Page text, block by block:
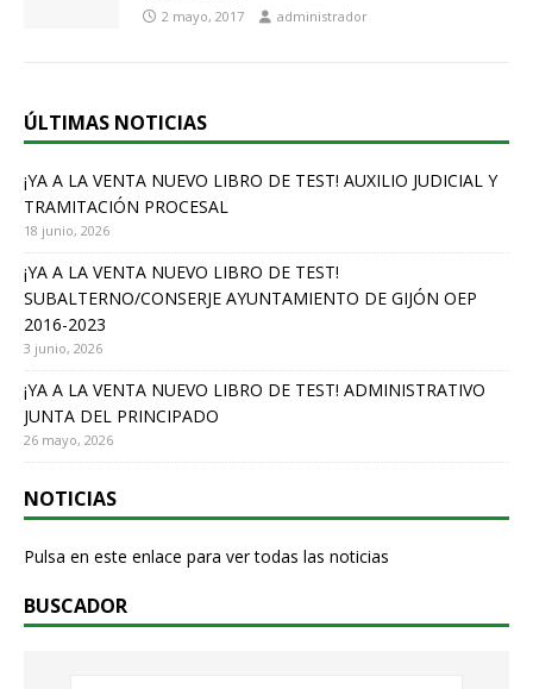
2 mayo, 2017 administrador
ÚLTIMAS NOTICIAS
¡YA A LA VENTA NUEVO LIBRO DE TEST! AUXILIO JUDICIAL Y
TRAMITACIÓN PROCESAL
18 junio, 2026
¡YA A LA VENTA NUEVO LIBRO DE TEST!
SUBALTERNO/CONSERJE AYUNTAMIENTO DE GIJÓN OEP
2016-2023
3 junio, 2026
¡YA A LA VENTA NUEVO LIBRO DE TEST! ADMINISTRATIVO
JUNTA DEL PRINCIPADO
26 mayo, 2026
NOTICIAS
Pulsa en este enlace para ver todas las noticias
BUSCADOR